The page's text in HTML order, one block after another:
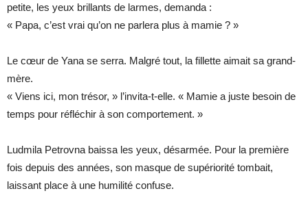
petite, les yeux brillants de larmes, demanda :
« Papa, c’est vrai qu’on ne parlera plus à mamie ? »
Le cœur de Yana se serra. Malgré tout, la fillette aimait sa grand-
mère.
« Viens ici, mon trésor, » l’invita-t-elle. « Mamie a juste besoin de
temps pour réfléchir à son comportement. »
Ludmila Petrovna baissa les yeux, désarmée. Pour la première
fois depuis des années, son masque de supériorité tombait,
laissant place à une humilité confuse.